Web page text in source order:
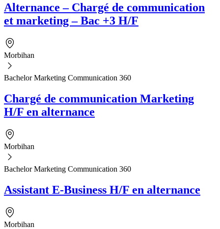
Alternance – Chargé de communication
et marketing – Bac +3 H/F
Morbihan
Bachelor Marketing Communication 360
Chargé de communication Marketing
H/F en alternance
Morbihan
Bachelor Marketing Communication 360
Assistant E-Business H/F en alternance
Morbihan